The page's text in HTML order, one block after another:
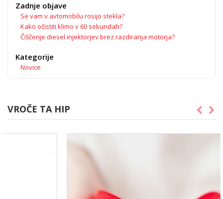
Zadnje objave
Se vam v avtomobilu rosijo stekla?
Kako očistiti klimo v 60 sekundah?
Čiščenje diesel injektorjev brez razdiranja motorja?
Kategorije
Novice
VROČE TA HIP